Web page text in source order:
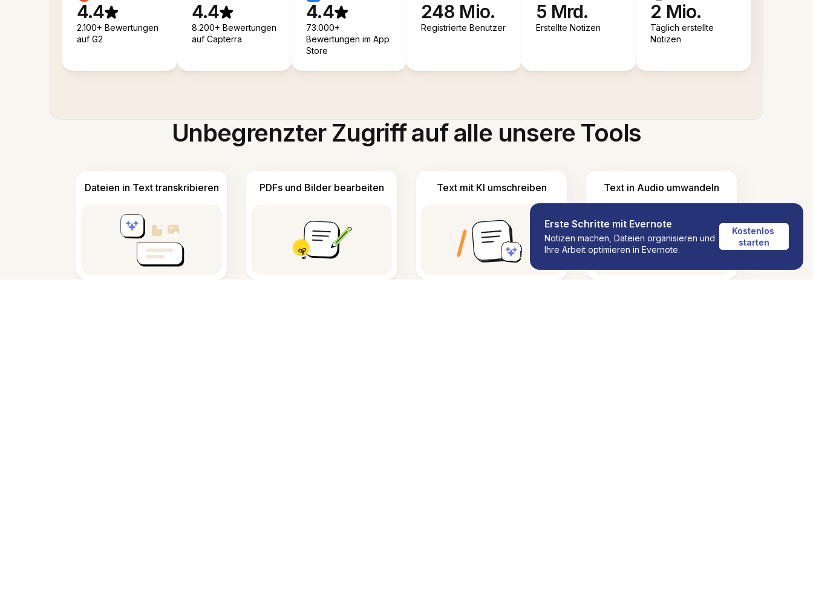
4.4
2.100+ Bewertungen
auf G2
4.4
8.200+ Bewertungen
auf Capterra
4.4
73.000+
Bewertungen im App
Store
248 Mio.
Registrierte Benutzer
5 Mrd.
Erstellte Notizen
2 Mio.
Täglich erstellte
Notizen
Unbegrenzter Zugriff auf alle unsere Tools
Dateien in Text transkribieren PDFs und Bilder bearbeiten Text mit KI umschreiben Text in Audio umwandeln
Erste Schritte mit Evernote
Notizen machen, Dateien organisieren und
Ihre Arbeit optimieren in Evernote.
Kostenlos
starten